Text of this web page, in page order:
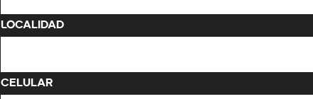
Localidad
Celular